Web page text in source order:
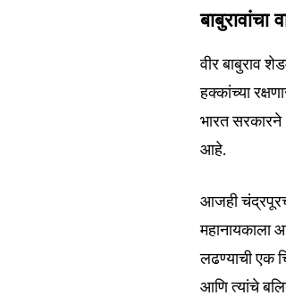
वीर बाबुराव
हक्कांच्या
भारत सरकारने
आहे.
आजही
महानायकाला
लढण्याची एक
आणि त्यांचे